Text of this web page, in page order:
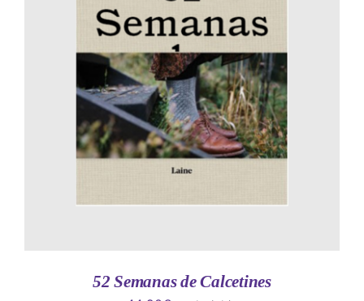
AÑADIR AL CARRITO
/
DETALLES
52 Semanas de Calcetines